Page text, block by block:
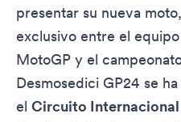
presentar su nueva
exclusivo entre el
MotoGP y el
Desmosedici GP24 se
el Circuito Internacional